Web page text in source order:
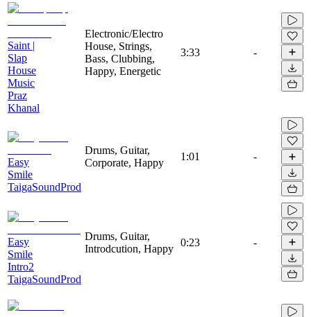
Saint |
Slap
House
Music
Praz
Khanal
Electronic/Electro
House, Strings,
Bass, Clubbing,
Happy, Energetic
3:33 -
Easy
Smile
TaigaSoundProd
Drums, Guitar,
Corporate, Happy
1:01 -
Easy
Smile
Intro2
TaigaSoundProd
Drums, Guitar,
Introdcution, Happy
0:23 -